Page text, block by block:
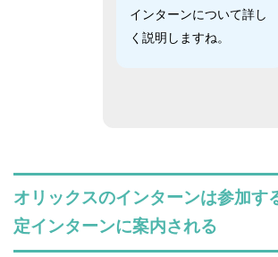
インターンについて詳し
く説明しますね。
オリックスのインターンは参加す
定インターンに案内される